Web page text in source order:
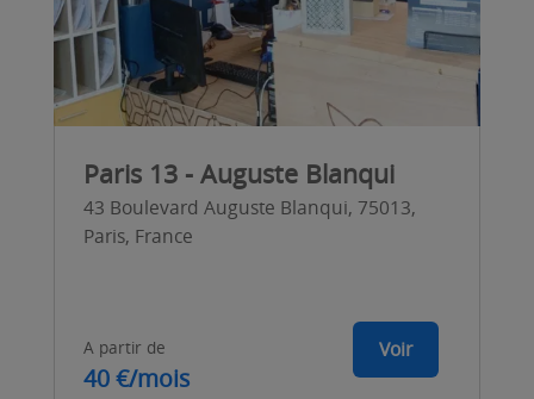
Paris 13 - Auguste Blanqui
43 Boulevard Auguste Blanqui, 75013,
Paris, France
A partir de
40 €/mois
Voir